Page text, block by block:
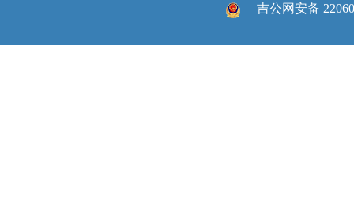
吉公网安备